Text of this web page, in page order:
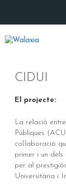
CIDUI
El projecte:
La relació
Públiques
col·laboració
primer i un
per al
Universitària i